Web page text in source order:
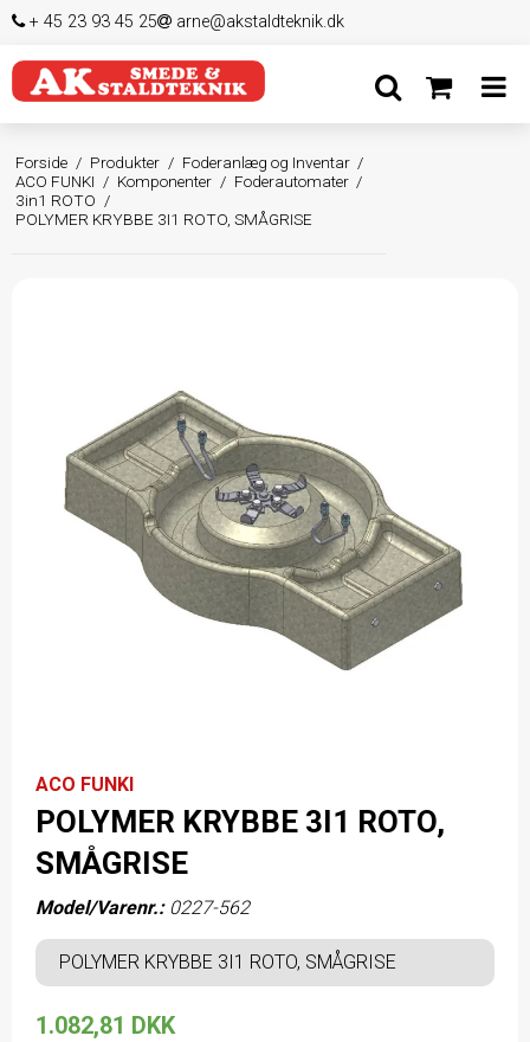
+ 45 23 93 45 25 arne@akstaldteknik.dk
Forside / Produkter / Foderanlæg og Inventar /
ACO FUNKI / Komponenter / Foderautomater /
3in1 ROTO /
POLYMER KRYBBE 3I1 ROTO, SMÅGRISE
ACO FUNKI
POLYMER KRYBBE 3I1 ROTO,
SMÅGRISE
Model/Varenr.: 0227-562
POLYMER KRYBBE 3I1 ROTO, SMÅGRISE
1.082,81 DKK